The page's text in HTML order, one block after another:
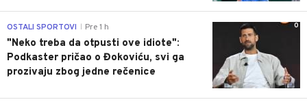
0
OSTALI SPORTOVI Pre 1 h
"Neko treba da otpusti ove idiote":
Podkaster pričao o Đokoviću, svi ga
prozivaju zbog jedne rečenice